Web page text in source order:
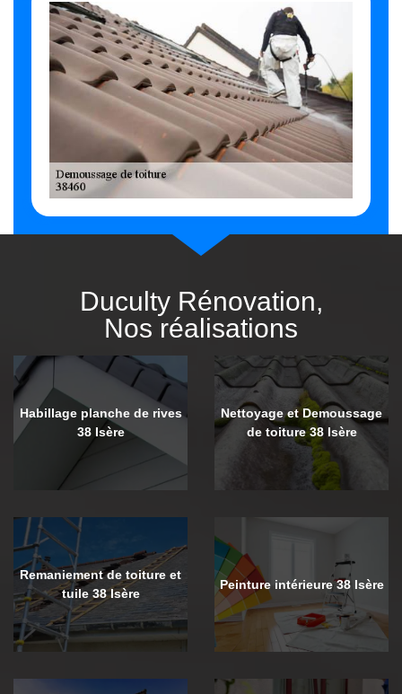
Duculty Rénovation,
Nos réalisations
Habillage planche de rives
38 Isère
Nettoyage et Demoussage
de toiture 38 Isère
Remaniement de toiture et
tuile 38 Isère
Peinture intérieure 38 Isère